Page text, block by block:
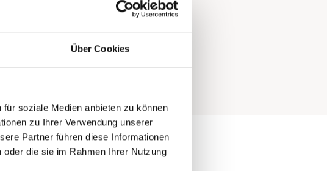
Über Cookies
soziale Medien anbieten zu können
zu Ihrer Verwendung unserer
Partner führen diese Informationen
die sie im Rahmen Ihrer Nutzung
Einrichtungen und die